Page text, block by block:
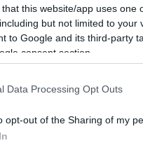
that this website/app uses
but not limited to
to Google and its third-party
consent section.
Data Processing Opt Outs
opt-out of the Sharing of my
A
rémhíreket.
EGY BRIT